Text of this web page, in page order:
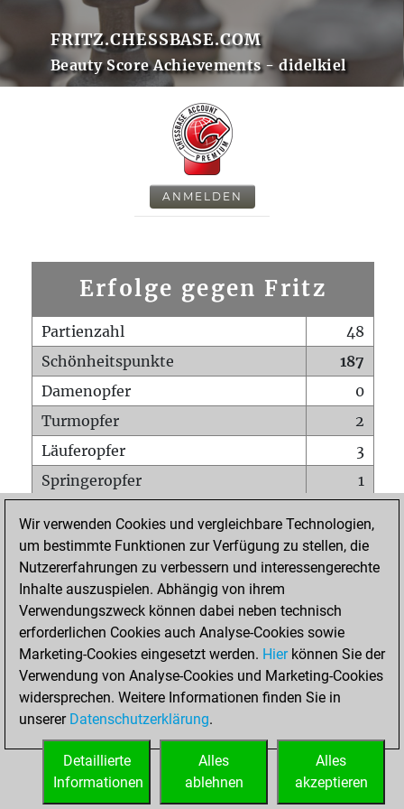
FRITZ.CHESSBASE.COM
Beauty Score Achievements - didelkiel
ANMELDEN
Erfolge gegen Fritz
Partienzahl
48
Schönheitspunkte
187
Damenopfer
0
Turmopfer
2
Läuferopfer
3
Springeropfer
1
Matt auf vollem Brett
0
Bauer setzt Matt
0
Erstickte Matts
Unterverwandlungen
Türme auf der siebten
0
STARTSEITE
Wir verwenden Cookies und vergleichbare Technologien,
um bestimmte Funktionen zur Verfügung zu stellen, die
Nutzererfahrungen zu verbessern und interessengerechte
Inhalte auszuspielen. Abhängig von ihrem
Verwendungszweck können dabei neben technisch
erforderlichen Cookies auch Analyse-Cookies sowie
Marketing-Cookies eingesetzt werden. Hierkönnen Sie der
Verwendung von Analyse-Cookies und Marketing-Cookies
widersprechen. Weitere Informationen finden Sie in
unserer Datenschutzerklärung.
Alles
akzeptieren
Alles
ablehnen
Detaillierte
Informationen